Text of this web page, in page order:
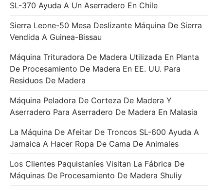
SL-370 Ayuda A Un Aserradero En Chile
Sierra Leone-50 Mesa Deslizante Máquina De Sierra
Vendida A Guinea-Bissau
Máquina Trituradora De Madera Utilizada En Planta
De Procesamiento De Madera En EE. UU. Para
Residuos De Madera
Máquina Peladora De Corteza De Madera Y
Aserradero Para Aserradero De Madera En Malasia
La Máquina De Afeitar De Troncos SL-600 Ayuda A
Jamaica A Hacer Ropa De Cama De Animales
Los Clientes Paquistaníes Visitan La Fábrica De
Máquinas De Procesamiento De Madera Shuliy